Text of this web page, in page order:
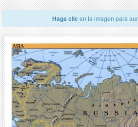
Haga clic en la imagen para